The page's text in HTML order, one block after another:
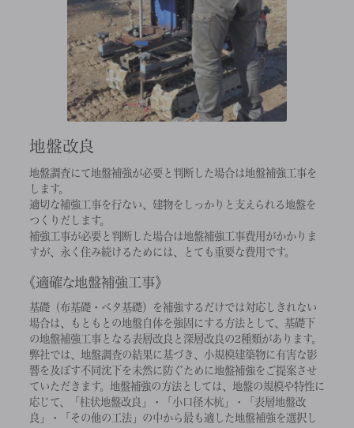
地盤改良
地盤調査にて地盤補強が必要と判断した場合は地盤補強工事を
します。
適切な補強工事を行ない、建物をしっかりと支えられる地盤を
つくりだします。
補強工事が必要と判断した場合は地盤補強工事費用がかかりま
すが、永く住み続けるためには、とても重要な費用です。
適確な地盤補強工事
基礎（布基礎・ベタ基礎）を補強するだけでは対応しきれない
場合は、もともとの地盤自体を強固にする方法として、基礎下
の地盤補強工事となる表層改良と深層改良の2種類があります。
弊社では、地盤調査の結果に基づき、小規模建築物に有害な影
響を及ぼす不同沈下を未然に防ぐために地盤補強をご提案させ
ていただきます。地盤補強の方法としては、地盤の規模や特性に
応じて、「柱状地盤改良」・「小口径木杭」・「表層地盤改
良」・「その他の工法」の中から最も適した地盤補強を選択し